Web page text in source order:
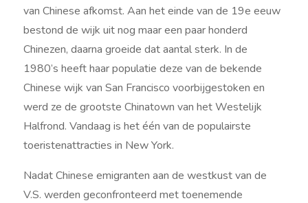
van Chinese afkomst. Aan het einde van de 19e eeuw
bestond de wijk uit nog maar een paar honderd
Chinezen, daarna groeide dat aantal sterk. In de
1980’s heeft haar populatie deze van de bekende
Chinese wijk van San Francisco voorbijgestoken en
werd ze de grootste Chinatown van het Westelijk
Halfrond. Vandaag is het één van de populairste
toeristenattracties in New York.
Nadat Chinese emigranten aan de westkust van de
V.S. werden geconfronteerd met toenemende